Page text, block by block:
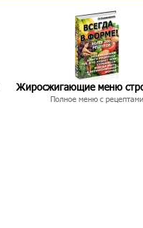
Жиросжигающие меню
Полное меню с рецептами